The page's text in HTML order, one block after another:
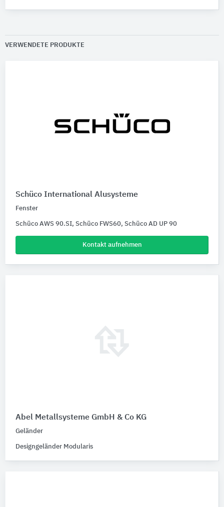
VERWENDETE PRODUKTE
Schüco International Alusysteme
Fenster
Schüco AWS 90.SI, Schüco FWS60, Schüco AD UP 90
Kontakt aufnehmen
Abel Metallsysteme GmbH & Co KG
Geländer
Designgeländer Modularis